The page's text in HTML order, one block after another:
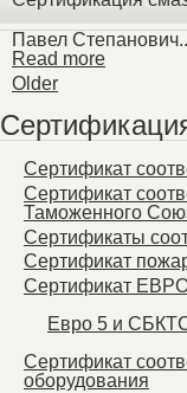
Павел
Read more
Older
Сертификат
Сертификат
Таможенного
Сертификаты
Сертификат
Сертификат
Евро 5 и
Сертификат
оборудования